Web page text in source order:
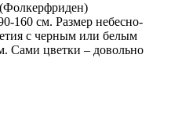
(Фолкерфриден)
160 см. Размер небесно-
с черным или белым
Сами цветки – довольно